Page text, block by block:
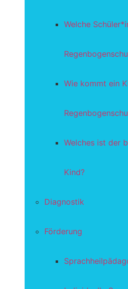
Welche
Wie kommt ein
Welches ist der
Kind?
Diagnostik
Förderung